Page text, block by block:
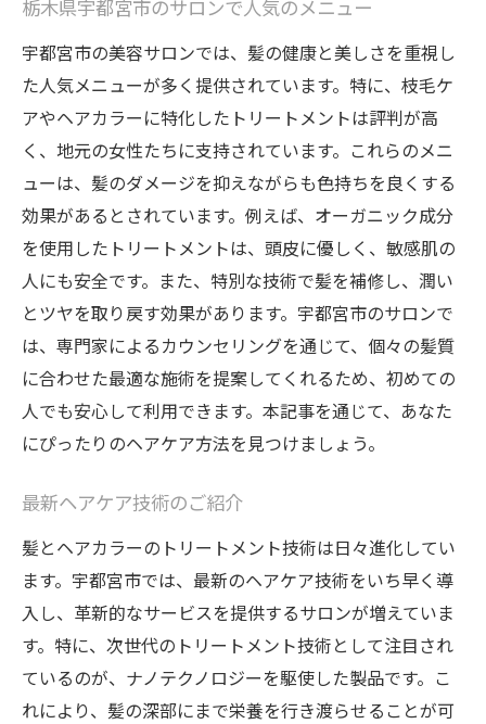
栃木県宇都宮市のサロンで人気のメニュー
宇都宮市の美容サロンでは、髪の健康と美しさを重視し
た人気メニューが多く提供されています。特に、枝毛ケ
アやヘアカラーに特化したトリートメントは評判が高
く、地元の女性たちに支持されています。これらのメニ
ューは、髪のダメージを抑えながらも色持ちを良くする
効果があるとされています。例えば、オーガニック成分
を使用したトリートメントは、頭皮に優しく、敏感肌の
人にも安全です。また、特別な技術で髪を補修し、潤い
とツヤを取り戻す効果があります。宇都宮市のサロンで
は、専門家によるカウンセリングを通じて、個々の髪質
に合わせた最適な施術を提案してくれるため、初めての
人でも安心して利用できます。本記事を通じて、あなた
にぴったりのヘアケア方法を見つけましょう。
最新ヘアケア技術のご紹介
髪とヘアカラーのトリートメント技術は日々進化してい
ます。宇都宮市では、最新のヘアケア技術をいち早く導
入し、革新的なサービスを提供するサロンが増えていま
す。特に、次世代のトリートメント技術として注目され
ているのが、ナノテクノロジーを駆使した製品です。こ
れにより、髪の深部にまで栄養を行き渡らせることが可